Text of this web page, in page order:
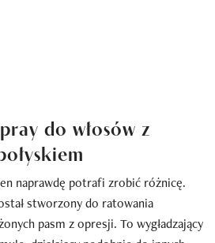
do włosów z
naprawdę potrafi zrobić różnicę.
stworzony do ratowania
pasm z opresji. To wygładzający